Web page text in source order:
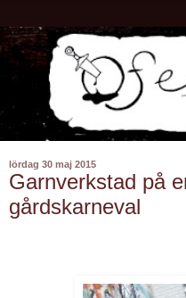
lördag 30 maj 2015
Garnverkstad på
gårdskarneval